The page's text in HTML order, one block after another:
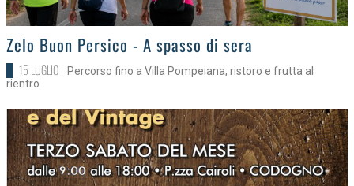
>
Zelo Buon Persico - A spasso di sera
15 LUGLIO
Percorso fino a Villa Pompeiana, ristoro e frutta al
rientro